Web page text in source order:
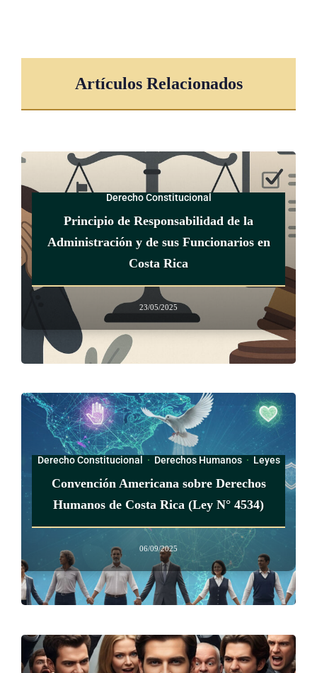
Artículos Relacionados
Derecho Constitucional
Principio de Responsabilidad de la
Administración y de sus Funcionarios en
Costa Rica
23/05/2025
Derecho Constitucional · Derechos Humanos· Leyes
Convención Americana sobre Derechos
Humanos de Costa Rica (Ley N° 4534)
06/09/2025